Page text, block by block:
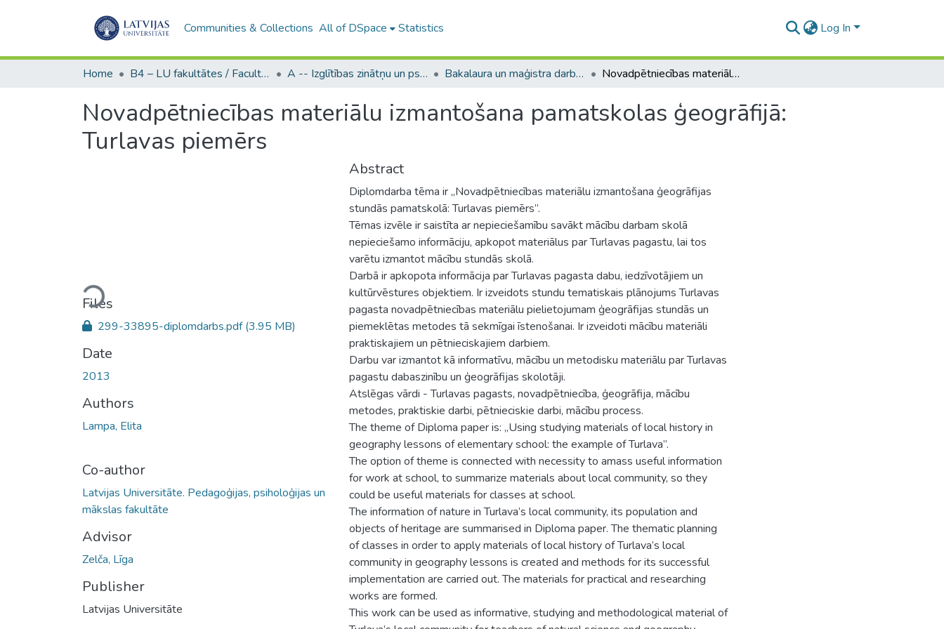
Communities & Collections All of DSpace Statistics Log In
Home B4 – LU fakultātes / Faculties of the UL A -- Izglītības zinātņu un psiholoģijas fakultāte / Faculty of Education Sciences and Psychology Bakalaura un maģistra darbi (PPMF) / Bachelor's and Master's theses Novadpētniecības materiālu izmantošana pamatskolas ģeogrāfijā: Turlavas piemērs
Novadpētniecības materiālu izmantošana pamatskolas ģeogrāfijā:
Turlavas piemērs
Loading...
Files
299-33895-diplomdarbs.pdf(3.95 MB)
Date
2013
Authors
Lampa, Elita
Co-author
Latvijas Universitāte. Pedagoģijas, psiholoģijas un
mākslas fakultāte
Advisor
Zelča, Līga
Publisher
Latvijas Universitāte
Abstract
Diplomdarba tēma ir „Novadpētniecības materiālu izmantošana ģeogrāfijas
stundās pamatskolā: Turlavas piemērs”.
Tēmas izvēle ir saistīta ar nepieciešamību savākt mācību darbam skolā
nepieciešamo informāciju, apkopot materiālus par Turlavas pagastu, lai tos
varētu izmantot mācību stundās skolā.
Darbā ir apkopota informācija par Turlavas pagasta dabu, iedzīvotājiem un
kultūrvēstures objektiem. Ir izveidots stundu tematiskais plānojums Turlavas
pagasta novadpētniecības materiālu pielietojumam ģeogrāfijas stundās un
piemeklētas metodes tā sekmīgai īstenošanai. Ir izveidoti mācību materiāli
praktiskajiem un pētnieciskajiem darbiem.
Darbu var izmantot kā informatīvu, mācību un metodisku materiālu par Turlavas
pagastu dabaszinību un ģeogrāfijas skolotāji.
Atslēgas vārdi - Turlavas pagasts, novadpētniecība, ģeogrāfija, mācību
metodes, praktiskie darbi, pētnieciskie darbi, mācību process.
The theme of Diploma paper is: „Using studying materials of local history in
geography lessons of elementary school: the example of Turlava”.
The option of theme is connected with necessity to amass useful information
for work at school, to summarize materials about local community, so they
could be useful materials for classes at school.
The information of nature in Turlava’s local community, its population and
objects of heritage are summarised in Diploma paper. The thematic planning
of classes in order to apply materials of local history of Turlava’s local
community in geography lessons is created and methods for its successful
implementation are carried out. The materials for practical and researching
works are formed.
This work can be used as informative, studying and methodological material of